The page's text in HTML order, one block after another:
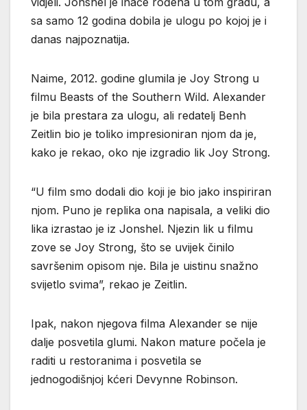
sa samo 12 godina dobila je ulogu po kojoj je i
danas najpoznatija.
Naime, 2012. godine glumila je Joy Strong u
filmu Beasts of the Southern Wild. Alexander
je bila prestara za ulogu, ali redatelj Benh
Zeitlin bio je toliko impresioniran njom da je,
kako je rekao, oko nje izgradio lik Joy Strong.
“U film smo dodali dio koji je bio jako inspiriran
njom. Puno je replika ona napisala, a veliki dio
lika izrastao je iz Jonshel. Njezin lik u filmu
zove se Joy Strong, što se uvijek činilo
savršenim opisom nje. Bila je uistinu snažno
svijetlo svima”, rekao je Zeitlin.
Ipak, nakon njegova filma Alexander se nije
dalje posvetila glumi. Nakon mature počela je
raditi u restoranima i posvetila se
jednogodišnjoj kćeri Devynne Robinson.